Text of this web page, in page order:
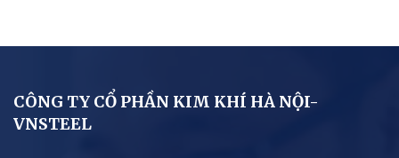
CÔNG TY CỔ PHẦN KIM KHÍ HÀ NỘI-
VNSTEEL